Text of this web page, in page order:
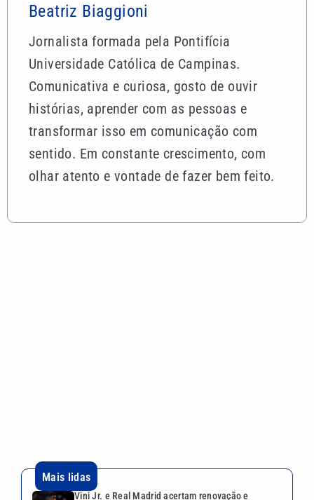
Beatriz Biaggioni
Jornalista formada pela Pontifícia
Universidade Católica de Campinas.
Comunicativa e curiosa, gosto de ouvir
histórias, aprender com as pessoas e
transformar isso em comunicação com
sentido. Em constante crescimento, com
olhar atento e vontade de fazer bem feito.
Uefa diz que perdeu confiança em presidente da